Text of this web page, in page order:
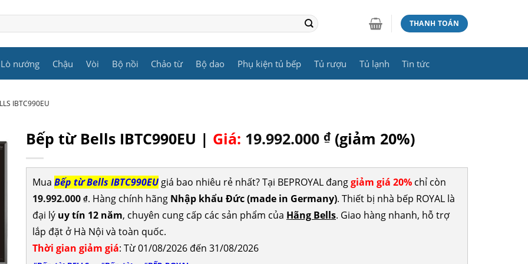
THANH TOÁN
Lò nướng Chậu Vòi Bộ nồi Chảo từ Bộ dao Phụ kiện tủ bếp Tủ rượu Tủ lạnh Tin tức
IBTC990EU
Bếp từ Bells IBTC990EU | Giá: 19.992.000 ₫(giảm 20%)
Mua Bếp từ Bells IBTC990EUgiá bao nhiêu rẻ nhất? Tại BEPROYAL đanggiảm giá 20%chỉ còn
19.992.000 ₫. Hàng chính hãng Nhập khẩu Đức (made in Germany). Thiết bị nhà bếp ROYAL là
đại lý uy tín 12 năm, chuyên cung cấp các sản phẩm của Hãng Bells. Giao hàng nhanh, hỗ trợ
lắp đặt ở Hà Nội và toàn quốc.
Thời gian giảm giá: Từ 01/08/2026 đến 31/08/2026